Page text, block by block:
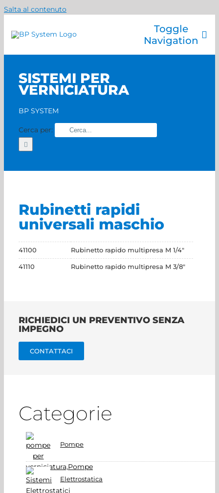
Salta al contenuto
Toggle
Navigation
Catalogo prodotti
Servizi
SISTEMI PER
VERNICIATURA
BP SYSTEM
Cerca per:
Rubinetti rapidi
universali maschio
41100 Rubinetto rapido multipresa M 1/4"
41110 Rubinetto rapido multipresa M 3/8"
RICHIEDICI UN PREVENTIVO SENZA
IMPEGNO
CONTATTACI
Categorie
Pompe
Elettrostatica